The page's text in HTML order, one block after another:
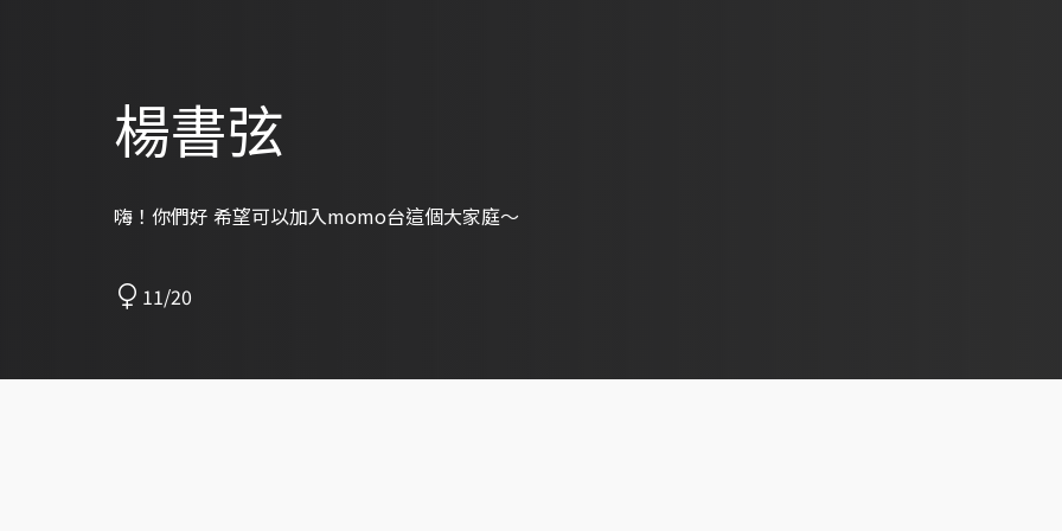
楊書弦
嗨！你們好 希望可以加入momo台這個大家庭～
11/20